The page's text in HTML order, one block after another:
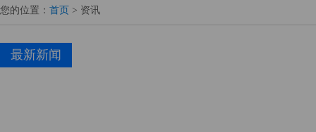
您的位置： 首页 > 资讯
最新新闻